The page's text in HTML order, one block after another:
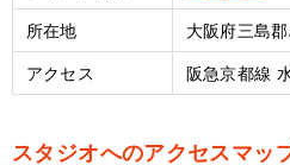
所在地
大阪府三島
アクセス
阪急京都線
スタジオへのアクセスマッ